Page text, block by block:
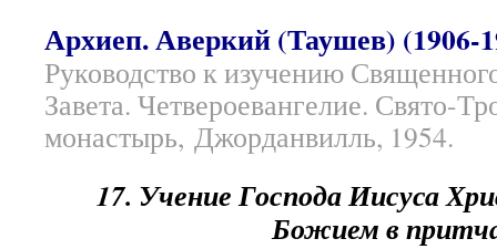
Архиеп. Аверкий (Таушев) (1906-
Руководство к изучению
Завета. Четвероевангелие. Свято-
монастырь, Джорданвилль, 1954.
17. Учение Господа Иисуса
Божием в